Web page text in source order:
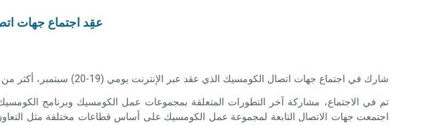
عقِد اجتماع جهات اتصال
شارك في اجتماع جهات اتصال الكومسيك الذي عقد عبر الإنترنت يومي (19-20) سبتمبر، أكثر من 160 جهة اتصال في مجموعة عمل الكومسيك ونقاط اتصال وطنية، من 37 دولة عضواً.
تم في الاجتماع، مشاركة آخر التطورات المتعلقة بمجموعات عمل الكومسيك وبرنامج
اجتمعت جهات الاتصال التابعة لمجموعة عمل الكومسيك على أساس قطاعات مختلفة مثل التعاون